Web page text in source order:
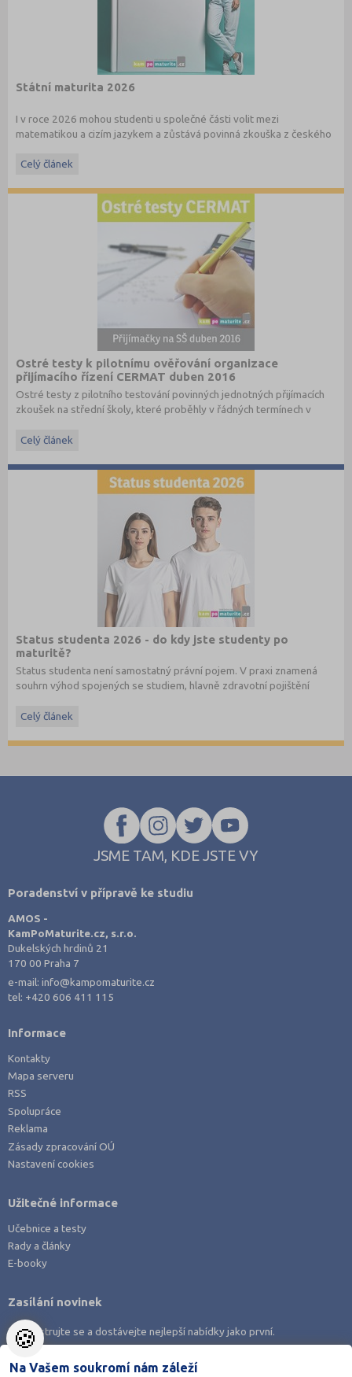
Státní maturita 2026
I v roce 2026 mohou studenti u společné části volit mezi
matematikou a cizím jazykem a zůstává povinná zkouška z českého
informacemi.
Celý článek
Ostré testy k pilotnímu ověřování organizace
přijímacího řízení CERMAT duben 2016
Ostré testy z pilotního testování povinných jednotných přijímacích
zkoušek na střední školy, které proběhly v řádných termínech v
Stáhněte si ostré i ilustrační testy
Celý článek
Status studenta 2026 - do kdy jste studenty po
maturitě?
Status studenta není samostatný právní pojem. V praxi znamená
souhrn výhod spojených se studiem, hlavně zdravotní pojištění
Celý článek
JSME TAM, KDE JSTE VY
Poradenství v přípravě ke studiu
AMOS -
KamPoMaturite.cz, s.r.o.
Dukelských hrdinů 21
170 00 Praha 7
e-mail:info@kampomaturite.cz
tel: +420 606 411 115
Informace
Kontakty
Mapa serveru
RSS
Spolupráce
Reklama
Zásady zpracování OÚ
Nastavení cookies
Užitečné informace
Učebnice a testy
Rady a články
E-booky
Zasílání novinek
Zaregistrujte se a dostávejte nejlepší nabídky jako první.
🍪
Na Vašem soukromí nám záleží